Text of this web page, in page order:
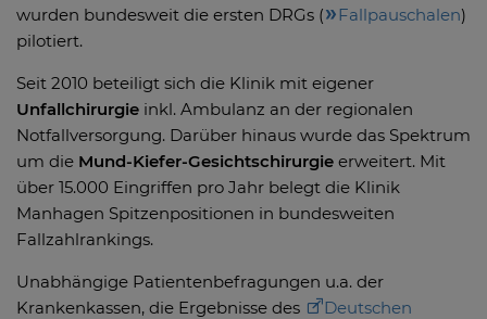
wurden bundesweit die ersten DRGs (
Fallpauschalen)
pilotiert.
Seit 2010 beteiligt sich die Klinik mit eigener
Unfallchirurgie inkl. Ambulanz an der regionalen
Notfallversorgung. Darüber hinaus wurde das Spektrum
um die Mund-Kiefer-Gesichtschirurgie erweitert. Mit
über 15.000 Eingriffen pro Jahr belegt die Klinik
Manhagen Spitzenpositionen in bundesweiten
Fallzahlrankings.
Unabhängige Patientenbefragungen u.a. der
Krankenkassen, die Ergebnisse des
Deutschen